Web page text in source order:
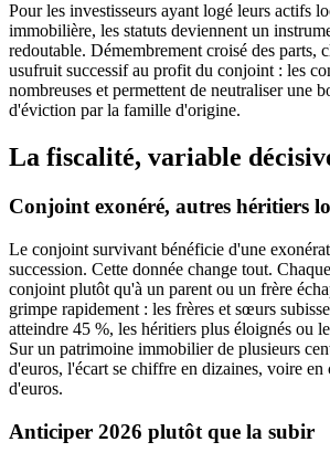
Pour les investisseurs ayant logé leurs actifs
immobilière, les statuts deviennent un
redoutable. Démembrement croisé des parts,
usufruit successif au profit du conjoint : les
nombreuses et permettent de neutraliser une
d'éviction par la famille d'origine.
La fiscalité, variable
Conjoint exonéré, autres héritiers
Le conjoint survivant bénéficie d'une
succession. Cette donnée change tout.
conjoint plutôt qu'à un parent ou un frère
grimpe rapidement : les frères et sœurs
atteindre 45 %, les héritiers plus éloignés ou
Sur un patrimoine immobilier de plusieurs
d'euros, l'écart se chiffre en dizaines, voire en
d'euros.
Anticiper 2026 plutôt que la subir